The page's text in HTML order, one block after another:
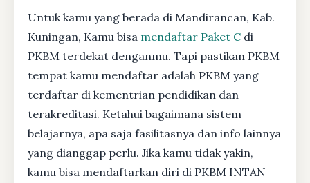
Untuk kamu yang berada di Mandirancan, Kab.
Kuningan, Kamu bisa mendaftar Paket C di
PKBM terdekat denganmu. Tapi pastikan PKBM
tempat kamu mendaftar adalah PKBM yang
terdaftar di kementrian pendidikan dan
terakreditasi. Ketahui bagaimana sistem
belajarnya, apa saja fasilitasnya dan info lainnya
yang dianggap perlu. Jika kamu tidak yakin,
kamu bisa mendaftarkan diri di PKBM INTAN